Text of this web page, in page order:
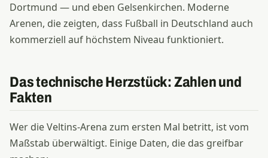
Dortmund — und eben Gelsenkirchen. Moderne
Arenen, die zeigten, dass Fußball in Deutschland auch
kommerziell auf höchstem Niveau funktioniert.
Das technische Herzstück: Zahlen und
Fakten
Wer die Veltins-Arena zum ersten Mal betritt, ist vom
Maßstab überwältigt. Einige Daten, die das greifbar